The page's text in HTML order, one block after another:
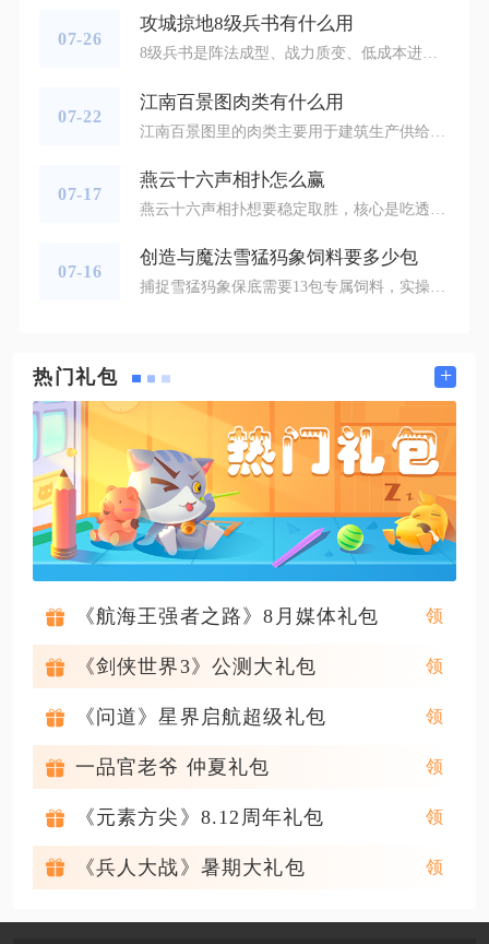
07-26
攻城掠地8级兵书有什么用
8级兵书是阵法成型、战力质变、低成本进阶高阶兵书体系的核心过渡道具，既能直接为上阵武将提供高额基础战斗属性，支撑日常推图、国战、跨服对抗，也是熔炼二十四篇、突破9级10级六韬兵书的最优素材，同时金色专属8级兵书还附带独有的战场减伤特效，是全阶段玩家不可替代的关键养成资源。常规六韬8级兵书分为武锋、军略、文伐、兵道、三疑等多个分支，每种兵书在进度拉满后会解锁对应高额双属性加成，武锋8级满进度可叠加1850攻击搭配720强攻，大幅提升武将平砍输出，适配锋矢阵肉搏突击武将；军略8级
07-22
江南百景图肉类有什么用
07-17
燕云十六声相扑怎么赢
07-16
创造与魔法雪猛犸象饲料要多少包
热门礼包 +
《航海王强者之路》8月媒体礼包
《剑侠世界3》公测大礼包
《问道》星界启航超级礼包
一品官老爷 仲夏礼包
《元素方尖》8.12周年礼包
《兵人大战》暑期大礼包